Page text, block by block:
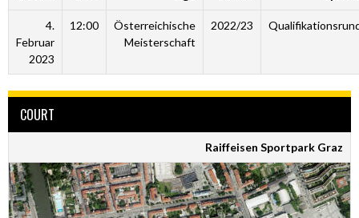
4.
Februar
2023
12:00
Österreichische
Meisterschaft
2022/23
COURT
Raiffeisen Sportpark Graz